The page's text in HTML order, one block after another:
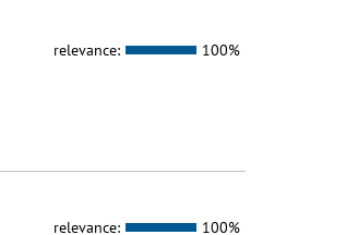
relevance: 100%
relevance: 100%